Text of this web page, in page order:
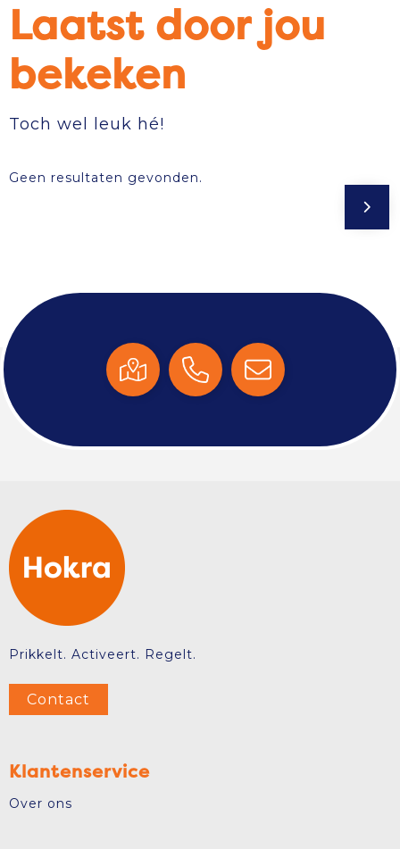
Laatst door jou
bekeken
Toch wel leuk hé!
Geen resultaten gevonden.
Prikkelt. Activeert. Regelt.
Contact
Klantenservice
Over ons